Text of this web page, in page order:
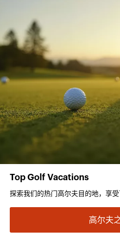
Top Golf Vacations
探索我们的热门高尔夫目的地，享受
高尔夫